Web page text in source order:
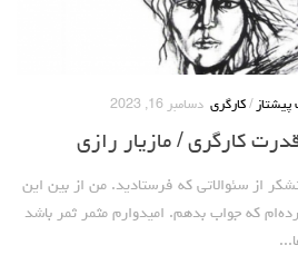
/ کارگری دسامبر 16, 2023
کارگری / مازیار رازی
از سئوالاتی که فرستادید. من از بین این
که جواب بدهم. امیدوارم مثمر ثمر باشد